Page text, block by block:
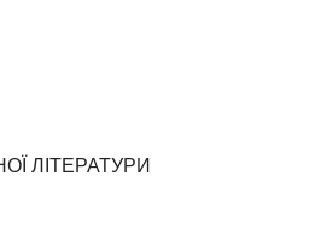
ЛІТЕРАТУРИ